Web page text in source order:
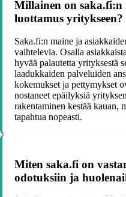
Millainen on saka.fi:n
luottamus yritykseen?
Saka.fi:n maine ja
vaihtelevia. Osalla
hyvää palautetta yrityksestä
laadukkaiden palveluiden
kokemukset ja pettymykset
nostaneet epäilyksiä
rakentaminen kestää kauan,
tapahtua nopeasti.
Miten saka.fi on
odotuksiin ja